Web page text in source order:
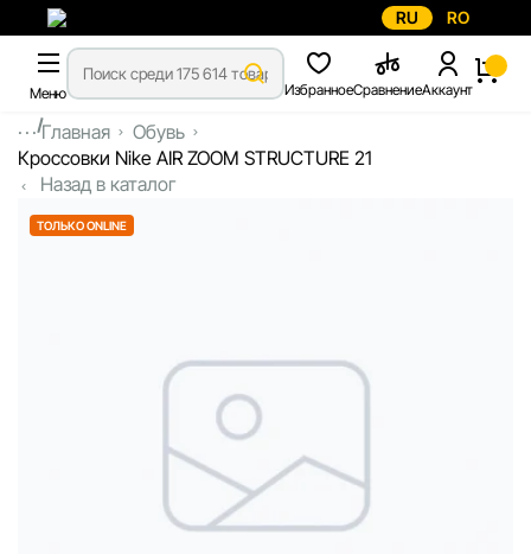
RU RO
Меню ИзбранноеСравнениеАккаунт
...Главная
Обувь
Кроссовки Nike AIR ZOOM STRUCTURE 21
Назад в каталог
ТОЛЬКО ONLINE